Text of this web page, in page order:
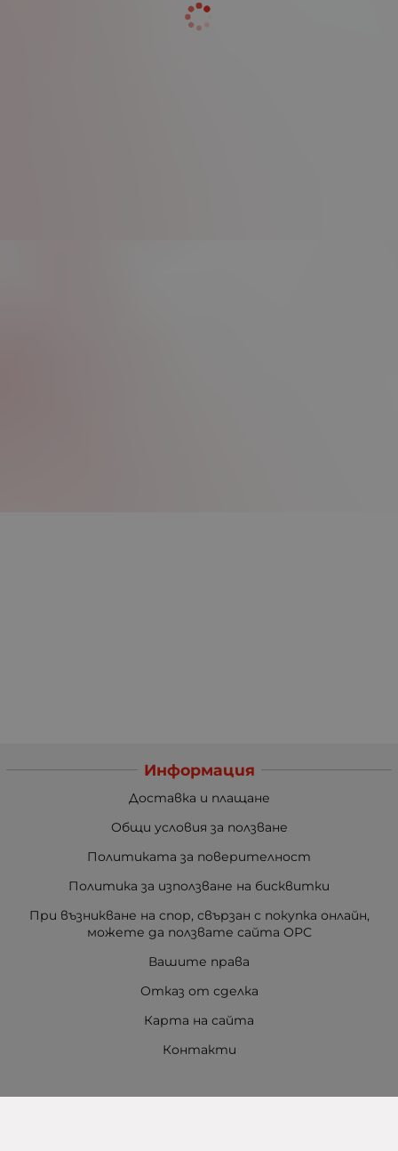
Информация
Доставка и плащане
Общи условия за ползване
Политиката за поверителност
Политика за използване на бисквитки
При възникване на спор, свързан с покупка онлайн,
можете да ползвате сайта ОРС
Вашите права
Отказ от сделка
Карта на сайта
Контакти
Контакти